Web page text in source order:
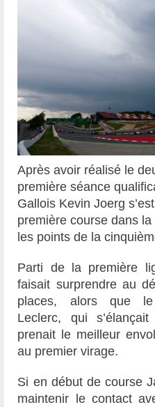
Après avoir réalisé le
première séance
Gallois Kevin Joerg
première course dans
les points de la
Parti de la première
faisait surprendre au
places, alors que le
Leclerc, qui
prenait le meilleur
au premier virage.
Si en début de course
maintenir le contact